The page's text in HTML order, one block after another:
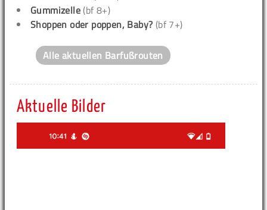
Gummizelle (bf 8+)
Shoppen oder poppen, Baby? (bf 7+)
Alle aktuellen Barfußrouten
Aktuelle Bilder